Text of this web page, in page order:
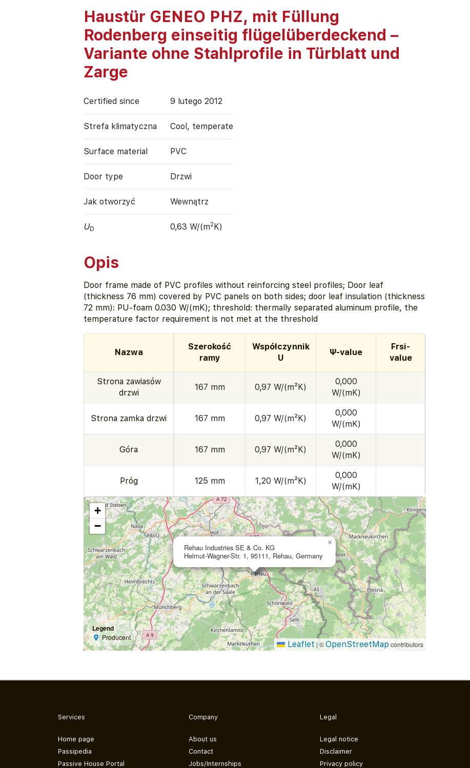
Haustür GENEO PHZ, mit Füllung
Rodenberg einseitig flügelüberdeckend –
Variante ohne Stahlprofile in Türblatt und
Zarge
Certified since 9 lutego 2012
Strefa klimatyczna Cool, temperate
Surface material PVC
Door type Drzwi
Jak otworzyć Wewnątrz
UD 0,63 W/(m2K)
Opis
Door frame made of PVC profiles without reinforcing steel profiles; Door leaf
(thickness 76 mm) covered by PVC panels on both sides; door leaf insulation (thickness
72 mm): PU-foam 0.030 W/(mK); threshold: thermally separated aluminum profile, the
temperature factor requirement is not met at the threshold
Nazwa
Szerokość
ramy
Współczynnik
U
Ψ-value
Frsi-
value
Strona zawiasów
drzwi
167 mm 0,97 W/(m²K)
0,000
W/(mK)
Strona zamka drzwi 167 mm 0,97 W/(m²K)
0,000
W/(mK)
Góra 167 mm 0,97 W/(m²K)
0,000
W/(mK)
Próg 125 mm 1,20 W/(m²K)
0,000
W/(mK)
Rehau Industries SE & Co. KG
Helmut-Wagner-Str. 1, 95111, Rehau, Germany
×
+
−
Legend
Producent
Leaflet | ©OpenStreetMapcontributors
Services
Home page
Passipedia
Passive House Portal
Company
About us
Contact
Jobs/Internships
Legal
Legal notice
Disclaimer
Privacy policy